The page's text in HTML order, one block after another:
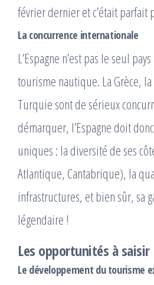
février dernier et c’était parfait
La concurrence internationale
L’Espagne n’est pas le seul
tourisme nautique. La Grèce,
Turquie sont de sérieux
démarquer, l’Espagne doit
uniques : la diversité de ses
Atlantique, Cantabrique), la
infrastructures, et bien sûr, sa
légendaire !
Les opportunités à saisir
Le développement du tourisme